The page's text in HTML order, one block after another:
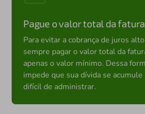
Pague o valor total da fatura
Para evitar a cobrança de juros
sempre pagar o valor total da
apenas o valor mínimo. Dessa
impede que sua dívida se
difícil de administrar.